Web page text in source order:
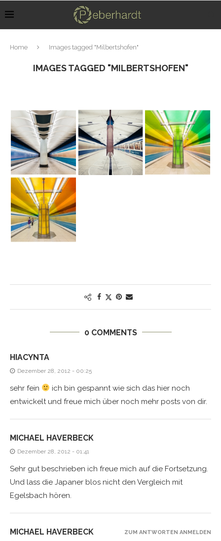
Home Images tagged "Milbertshofen"
IMAGES TAGGED "MILBERTSHOFEN"
0 COMMENTS
HIACYNTA
Dezember 28, 2012 - 00:25
sehr fein
ich bin gespannt wie sich das hier noch
entwickelt und freue mich über noch mehr posts von dir.
MICHAEL HAVERBECK
Dezember 28, 2012 - 01:41
Sehr gut beschrieben ich freue mich auf die Fortsetzung.
Und lass die Japaner blos nicht den Vergleich mit
Egelsbach hören.
MICHAEL HAVERBECK ZUM ANTWORTEN ANMELDEN